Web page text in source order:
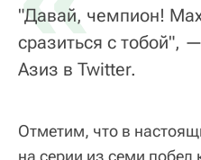
"Давай, чемпион!
сразиться с тобой",
Азиз в Twitter.
Отметим, что в
на серии из семи побед